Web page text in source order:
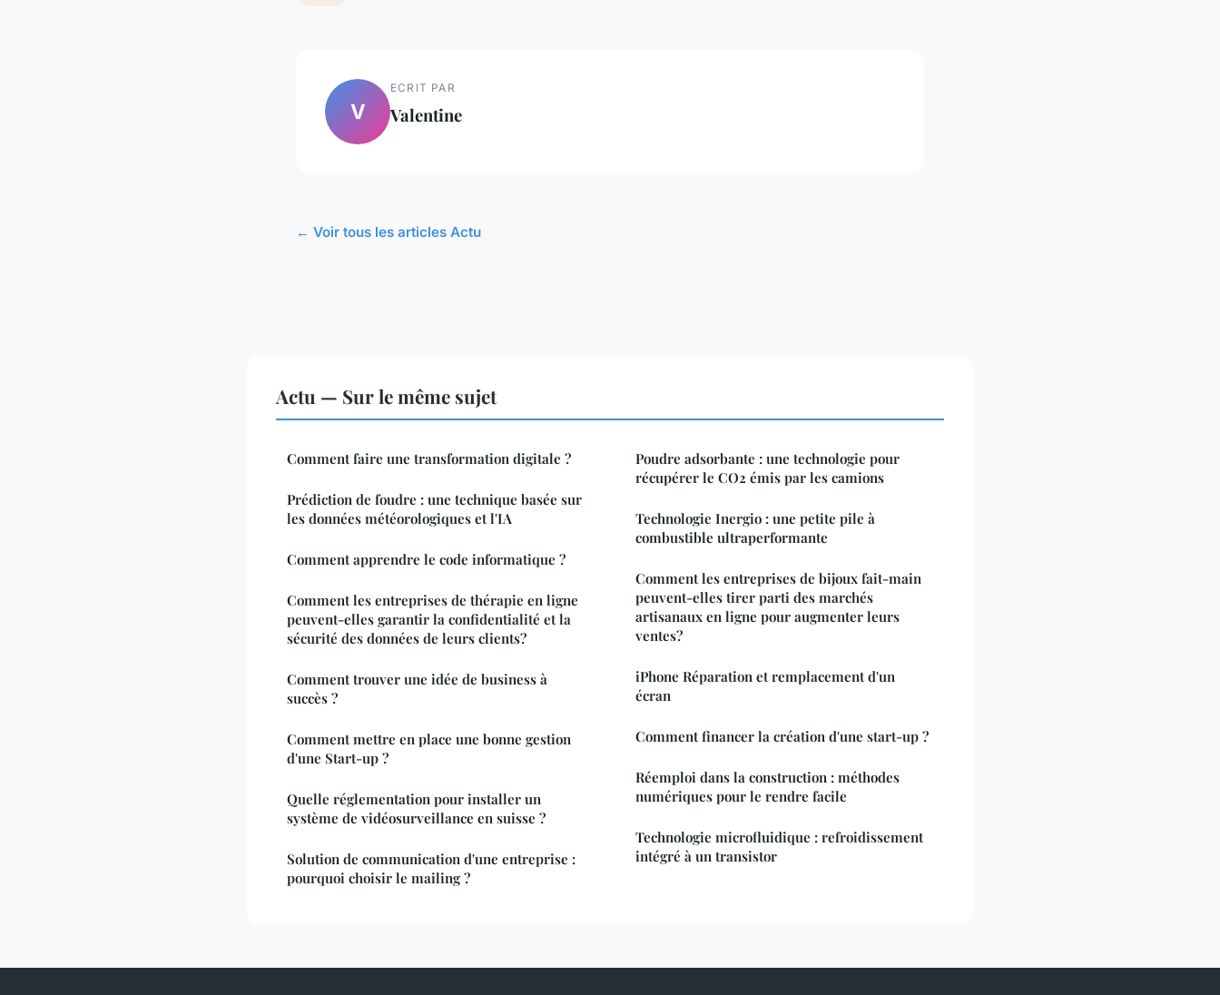
V
ECRIT PAR
Valentine
← Voir tous les articles Actu
Actu — Sur le même sujet
Comment faire une transformation digitale ?
Prédiction de foudre : une technique basée sur
les données météorologiques et l'IA
Comment apprendre le code informatique ?
Comment les entreprises de thérapie en ligne
peuvent-elles garantir la confidentialité et la
sécurité des données de leurs clients?
Comment trouver une idée de business à
succès ?
Comment mettre en place une bonne gestion
d'une Start-up ?
Quelle réglementation pour installer un
système de vidéosurveillance en suisse ?
Solution de communication d'une entreprise :
pourquoi choisir le mailing ?
Poudre adsorbante : une technologie pour
récupérer le CO2 émis par les camions
Technologie Inergio : une petite pile à
combustible ultraperformante
Comment les entreprises de bijoux fait-main
peuvent-elles tirer parti des marchés
artisanaux en ligne pour augmenter leurs
ventes?
iPhone Réparation et remplacement d'un
écran
Comment financer la création d'une start-up ?
Réemploi dans la construction : méthodes
numériques pour le rendre facile
Technologie microfluidique : refroidissement
intégré à un transistor